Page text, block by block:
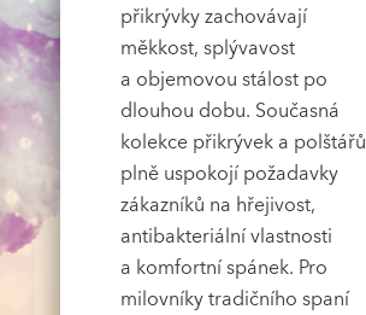
přikrývky zachovávají
měkkost, splývavost
a objemovou stálost po
dlouhou dobu. Současná
kolekce přikrývek a polštářů
plně uspokojí požadavky
zákazníků na hřejivost,
antibakteriální vlastnosti
a komfortní spánek. Pro
milovníky tradičního spaní